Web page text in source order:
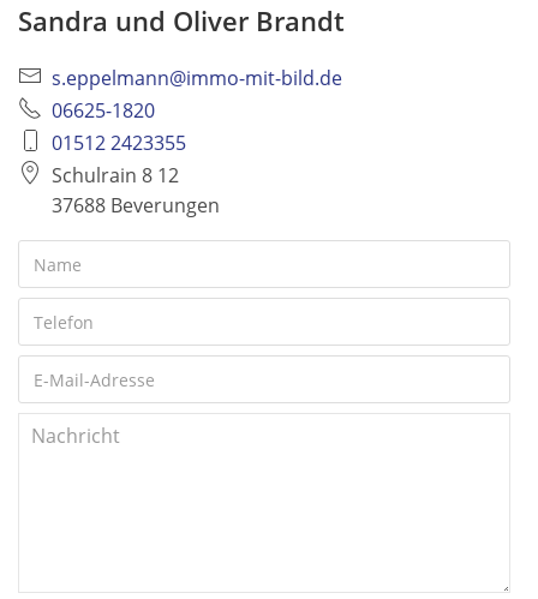
Sandra und Oliver Brandt
s.eppelmann@immo-mit-bild.de
06625-1820
01512 2423355
Schulrain 8 12
37688 Beverungen